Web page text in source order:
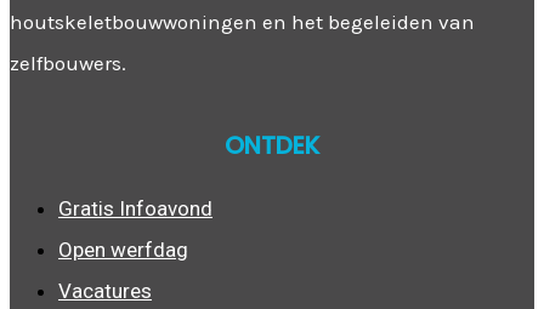
houtskeletbouwwoningen en het begeleiden van
zelfbouwers.
ONTDEK
Gratis Infoavond
Open werfdag
Vacatures